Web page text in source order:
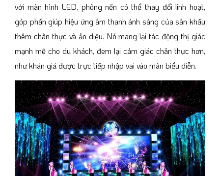
với màn hình LED, phông nền có thể thay đổi linh hoạt,
góp phần giúp hiệu ứng âm thanh ánh sáng của sân khấu
thêm chân thực và ảo diệu. Nó mang lại tác động thị giác
mạnh mẽ cho du khách, đem lại cảm giác chân thực hơn,
như khán giả được trực tiếp nhập vai vào màn biểu diễn.